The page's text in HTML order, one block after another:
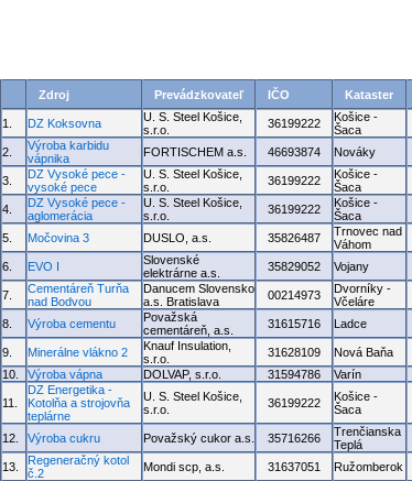
Zdroj Prevádzkovateľ IČO Kataster
1.
DZ Koksovna
U. S. Steel Košice,
s.r.o.
36199222
Košice -
Šaca
2.
Výroba karbidu
vápnika
FORTISCHEM a.s. 46693874 Nováky
3.
DZ Vysoké pece -
vysoké pece
U. S. Steel Košice,
s.r.o.
36199222
Košice -
Šaca
4.
DZ Vysoké pece -
aglomerácia
U. S. Steel Košice,
s.r.o.
36199222
Košice -
Šaca
5. Močovina 3 DUSLO, a.s. 35826487
Trnovec nad
Váhom
6. EVO I
Slovenské
elektrárne a.s.
35829052 Vojany
7.
Cementáreň Turňa
nad Bodvou
Danucem Slovensko
a.s. Bratislava
00214973
Dvorníky -
Včeláre
8. Výroba cementu
Považská
cementáreň, a.s.
31615716 Ladce
9. Minerálne vlákno 2
Knauf Insulation,
s.r.o.
31628109 Nová Baňa
10.
Výroba vápna DOLVAP, s.r.o. 31594786 Varín
11.
DZ Energetika -
Kotolňa a strojovňa
teplárne
U. S. Steel Košice,
s.r.o.
36199222
Košice -
Šaca
12. Výroba cukru Považský cukor a.s. 35716266
Trenčianska
Teplá
13.
Regeneračný kotol
č.2
Mondi scp, a.s. 31637051 Ružomberok